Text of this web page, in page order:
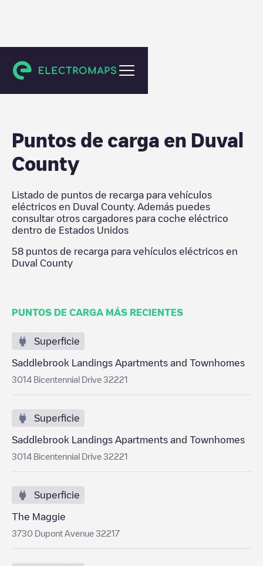
Estados Unidos
Puntos de carga en Duval
County
Listado de puntos de recarga para vehículos
eléctricos en Duval County. Además puedes
consultar otros cargadores para coche eléctrico
dentro de Estados Unidos
58 puntos de recarga para vehículos eléctricos en
Duval County
PUNTOS DE CARGA MÁS RECIENTES
Superficie
Saddlebrook Landings Apartments and Townhomes
3014 Bicentennial Drive 32221
Superficie
Saddlebrook Landings Apartments and Townhomes
3014 Bicentennial Drive 32221
Superficie
The Maggie
3730 Dupont Avenue 32217